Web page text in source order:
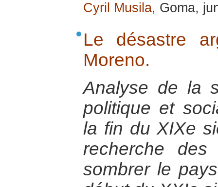
Cyril Musila, Goma,
Le désastre
Moreno.
Analyse de la
politique et
la fin du XIXe
recherche
sombrer le